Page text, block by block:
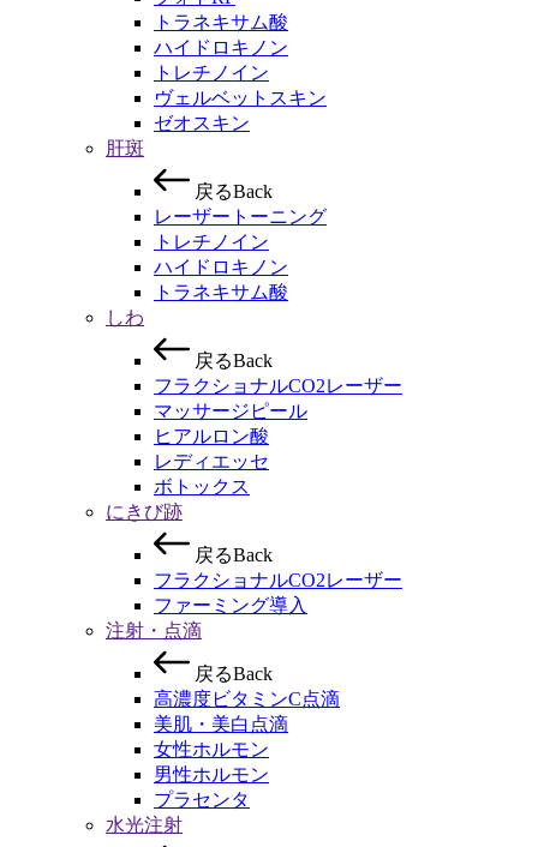
トラネキサム酸
ハイドロキノン
トレチノイン
ヴェルベットスキン
ゼオスキン
肝斑
戻るBack
レーザートーニング
トレチノイン
ハイドロキノン
トラネキサム酸
しわ
戻るBack
フラクショナルCO2レーザー
マッサージピール
ヒアルロン酸
レディエッセ
ボトックス
にきび跡
戻るBack
フラクショナルCO2レーザー
ファーミング導入
注射・点滴
戻るBack
高濃度ビタミンC点滴
美肌・美白点滴
女性ホルモン
男性ホルモン
プラセンタ
水光注射